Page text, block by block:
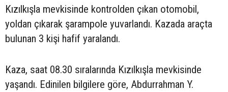
Kızılkışla mevkisinde kontrolden çıkan otomobil,
yoldan çıkarak şarampole yuvarlandı. Kazada araçta
bulunan 3 kişi hafif yaralandı.
Kaza, saat 08.30 sıralarında Kızılkışla mevkisinde
yaşandı. Edinilen bilgilere göre, Abdurrahman Y.